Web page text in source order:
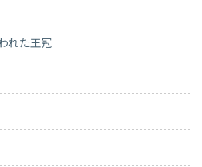
れた王冠